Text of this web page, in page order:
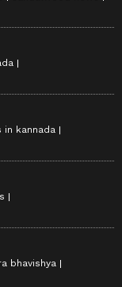
kannada
bhavishya